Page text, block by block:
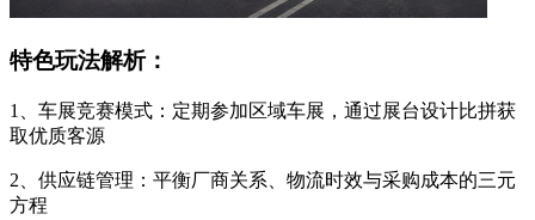
特色玩法解析：
1、车展竞赛模式：定期参加区域车展，通过展台设计比拼获
取优质客源
2、供应链管理：平衡厂商关系、物流时效与采购成本的三元
方程